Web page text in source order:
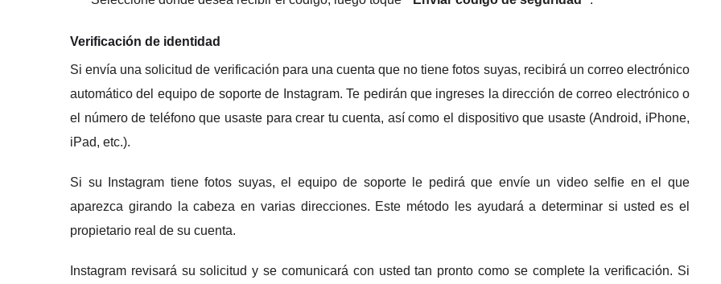
Verificación de identidad
Si envía una solicitud de verificación para una cuenta que no tiene fotos suyas, recibirá un correo electrónico
automático del equipo de soporte de Instagram.Te pedirán que ingreses la dirección de correo electrónico o
el número de teléfono que usaste para crear tu cuenta, así como el dispositivo que usaste (Android, iPhone,
iPad, etc.).
Si su Instagram tiene fotos suyas, el equipo de soporte le pedirá que envíe un video selfie en el que
aparezca girando la cabeza en varias direcciones. Este método les ayudará a determinar si usted es el
propietario real de su cuenta.
Instagram revisará su solicitud y se comunicará con usted tan pronto como se complete la verificación. Si